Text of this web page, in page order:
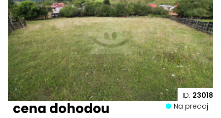
ID: 23018
cena dohodou Na predaj